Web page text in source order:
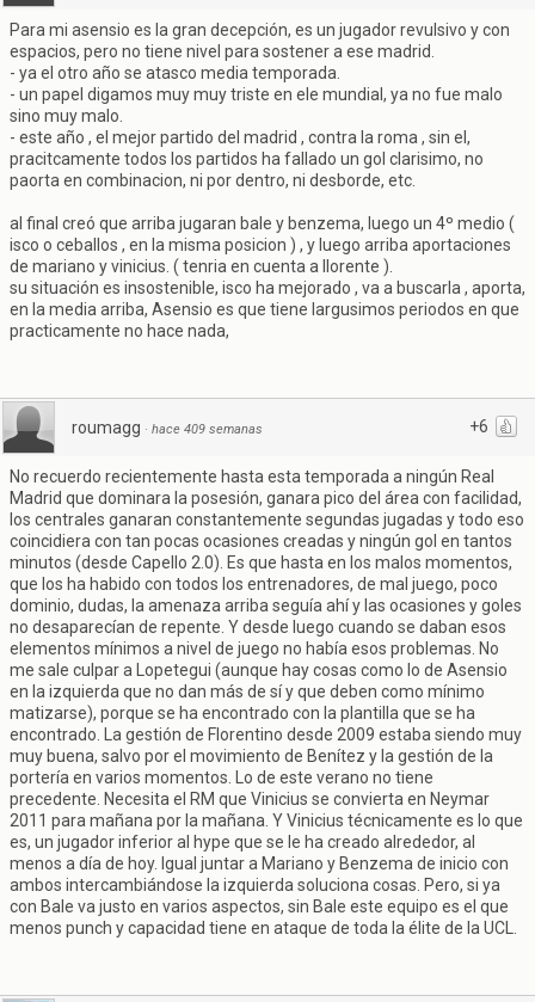
Para mi asensio es la gran decepción, es un jugador revulsivo y con
espacios, pero no tiene nivel para sostener a ese madrid.
- ya el otro año se atasco media temporada.
- un papel digamos muy muy triste en ele mundial, ya no fue malo
sino muy malo.
- este año , el mejor partido del madrid , contra la roma , sin el,
pracitcamente todos los partidos ha fallado un gol clarisimo, no
paorta en combinacion, ni por dentro, ni desborde, etc.
al final creó que arriba jugaran bale y benzema, luego un 4º medio (
isco o ceballos , en la misma posicion ) , y luego arriba aportaciones
de mariano y vinicius. ( tenria en cuenta a llorente ).
su situación es insostenible, isco ha mejorado , va a buscarla , aporta,
en la media arriba, Asensio es que tiene largusimos periodos en que
practicamente no hace nada,
+6
roumagg · hace 409 semanas
No recuerdo recientemente hasta esta temporada a ningún Real
Madrid que dominara la posesión, ganara pico del área con facilidad,
los centrales ganaran constantemente segundas jugadas y todo eso
coincidiera con tan pocas ocasiones creadas y ningún gol en tantos
minutos (desde Capello 2.0). Es que hasta en los malos momentos,
que los ha habido con todos los entrenadores, de mal juego, poco
dominio, dudas, la amenaza arriba seguía ahí y las ocasiones y goles
no desaparecían de repente. Y desde luego cuando se daban esos
elementos mínimos a nivel de juego no había esos problemas. No
me sale culpar a Lopetegui (aunque hay cosas como lo de Asensio
en la izquierda que no dan más de sí y que deben como mínimo
matizarse), porque se ha encontrado con la plantilla que se ha
encontrado. La gestión de Florentino desde 2009 estaba siendo muy
muy buena, salvo por el movimiento de Benítez y la gestión de la
portería en varios momentos. Lo de este verano no tiene
precedente. Necesita el RM que Vinicius se convierta en Neymar
2011 para mañana por la mañana. Y Vinicius técnicamente es lo que
es, un jugador inferior al hype que se le ha creado alrededor, al
menos a día de hoy. Igual juntar a Mariano y Benzema de inicio con
ambos intercambiándose la izquierda soluciona cosas. Pero, si ya
con Bale va justo en varios aspectos, sin Bale este equipo es el que
menos punch y capacidad tiene en ataque de toda la élite de la UCL.